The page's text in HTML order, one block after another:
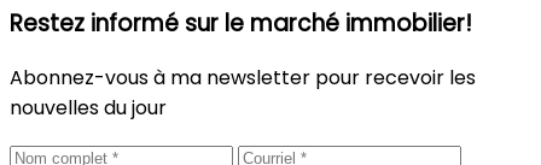
Restez informé sur le marché immobilier!
Abonnez-vous à ma newsletter pour recevoir les
nouvelles du jour